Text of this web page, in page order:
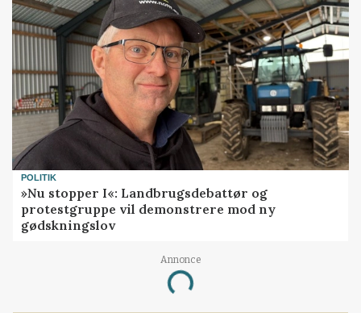
POLITIK
»Nu stopper I«: Landbrugsdebattør og
protestgruppe vil demonstrere mod ny
gødskningslov
Annonce
Loading...